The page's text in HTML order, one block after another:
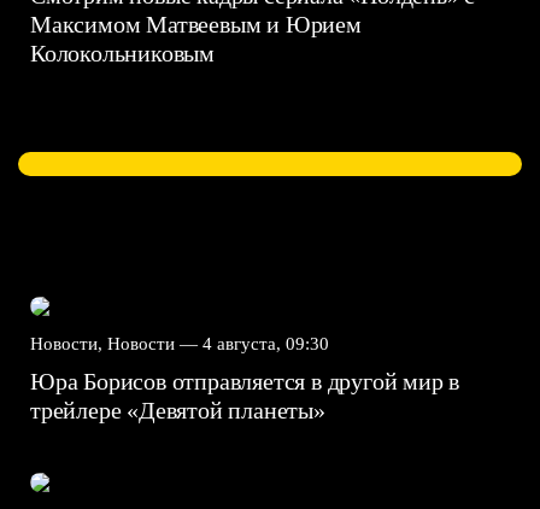
Максимом Матвеевым и Юрием
Колокольниковым
Новости, Новости — 4 августа, 09:30
Юра Борисов отправляется в другой мир в
трейлере «Девятой планеты»